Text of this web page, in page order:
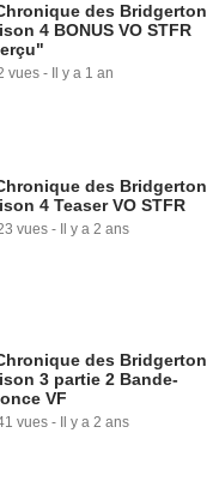
des Bridgerton
4 BONUS VO STFR
vues - Il y a 1 an
des Bridgerton
4 Teaser VO STFR
vues - Il y a 2 ans
des Bridgerton
3 partie 2 Bande-
VF
vues - Il y a 2 ans